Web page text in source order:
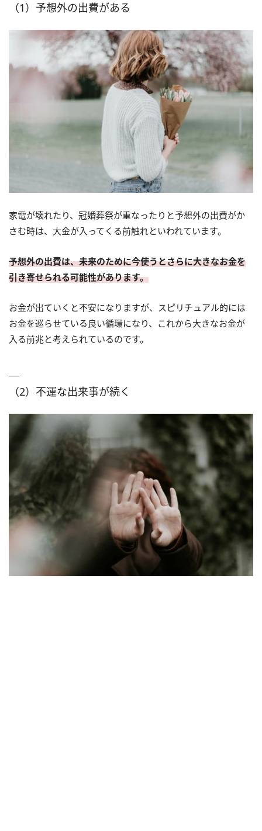
る
（1）予想外の出費がある
家電が壊れたり、冠婚葬祭が重なったりと予想外の出費がか
さむ時は、大金が入ってくる前触れといわれています。
予想外の出費は、未来のために今使うとさらに大きなお金を
引き寄せられる可能性があります。
お金が出ていくと不安になりますが、スピリチュアル的には
お金を巡らせている良い循環になり、これから大きなお金が
入る前兆と考えられているのです。
（2）不運な出来事が続く